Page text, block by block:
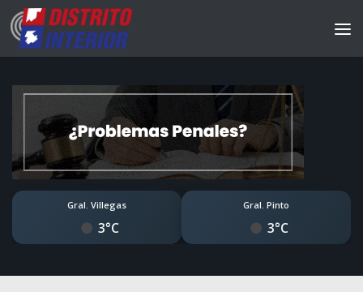
Gral. Villegas
3°C
Gral. Pinto
3°C